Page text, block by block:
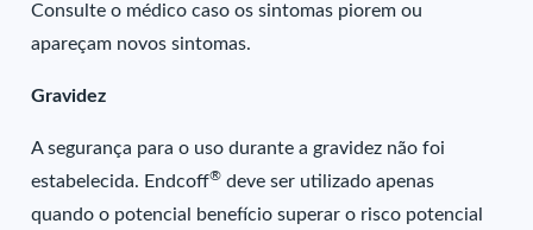
Consulte o médico caso os sintomas piorem ou
apareçam novos sintomas.
Gravidez
A segurança para o uso durante a gravidez não foi
estabelecida. Endcoff® deve ser utilizado apenas
quando o potencial benefício superar o risco potencial